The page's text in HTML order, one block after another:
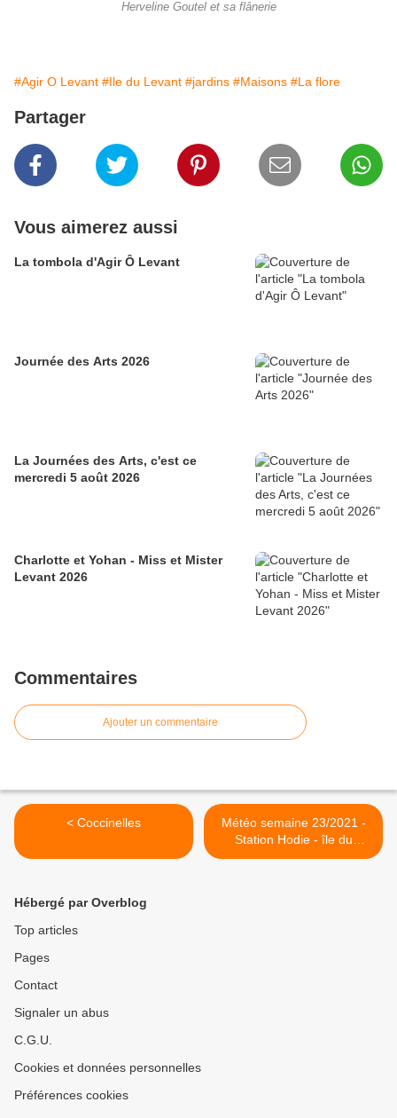
Herveline Goutel et sa flânerie
#Agir O Levant #Ile du Levant #jardins #Maisons #La flore
Partager
Vous aimerez aussi
La tombola d'Agir Ô Levant
Journée des Arts 2026
La Journées des Arts, c'est ce
mercredi 5 août 2026
Charlotte et Yohan - Miss et Mister
Levant 2026
Commentaires
Ajouter un commentaire
< Coccinelles
Météo semaine 23/2021 -
Station Hodie - île du
Levant >
Hébergé par Overblog
Top articles
Pages
Contact
Signaler un abus
C.G.U.
Cookies et données personnelles
Préférences cookies